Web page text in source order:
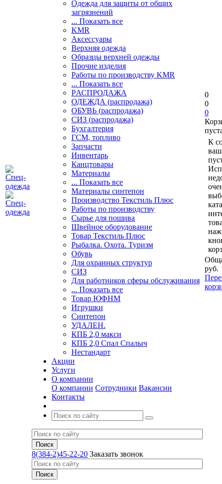
Одежда для защиты от общих
загрязнений
... Показать все
KMR
Аксессуары
Верхняя одежда
Образцы верхней одежды
Прочие изделия
Работы по производству KMR
... Показать все
PАСПРОДАЖА
ОДЕЖДА (распродажа)
ОБУВЬ (распродажа)
СИЗ (распродажа)
Бухгалтерия
ГСМ, топливо
Запчасти
Инвентарь
Канцтовары
Материалы
... Показать все
Материалы синтепон
Производство Текстиль Плюс
Работы по производству
Сырье для пошива
Швейное оборудование
Товар Текстиль Плюс
Рыбалка. Охота. Туризм
Обувь
Для охранных структур
СИЗ
Для работников сферы обслуживания
... Показать все
Товар ЮФНМ
Игрушки
Синтепон
УДАЛЕН.
КПБ 2,0 макси
КПБ 2,0 Спал Спалыч
Нестандарт
Акции
Услуги
О компании
О компании Сотрудники Вакансии
Контакты
8(384-2)45-22-20 Заказать звонок
0
0
0
К
руб.